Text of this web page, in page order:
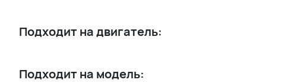
Подходит на двигатель:
Подходит на модель: